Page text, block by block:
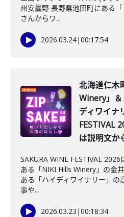
州安曇野 長野県池田町にある
さんからワ...
2026.03.24|00:17:54
北海道仁木
Winery」＆
ディワイナ
FESTIVAL
は説明文か
SAKURA WINE FESTIVAL
ある「NIKI Hills Winery」の金
ある「ハイディワイナリー」の
事や...
2026.03.23 |00:18:34